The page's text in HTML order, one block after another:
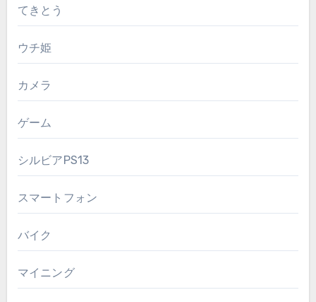
てきとう
ウチ姫
カメラ
ゲーム
シルビアPS13
スマートフォン
バイク
マイニング